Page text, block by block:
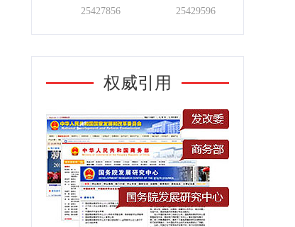
25427856
25429596
权威引用